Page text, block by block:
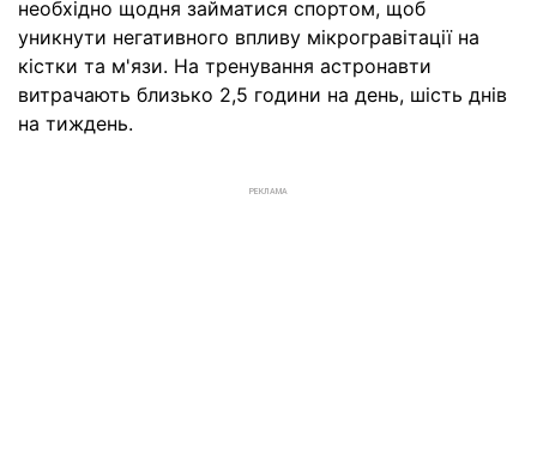
необхідно щодня займатися спортом, щоб
уникнути негативного впливу мікрогравітації на
кістки та м'язи. На тренування астронавти
витрачають близько 2,5 години на день, шість днів
на тиждень.
РЕКЛАМА